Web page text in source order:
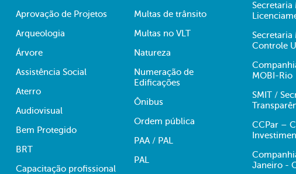
Aprovação de Projetos
Arqueologia
Árvore
Assistência Social
Aterro
Audiovisual
Bem Protegido
BRT
Capacitação profissional
Multas de trânsito
Multas no VLT
Natureza
Numeração de
Edificações
Ônibus
Ordem pública
PAA / PAL
PAL
Secretaria
Secretaria
Controle
MOBI-Rio
SMIT /
CCPar –
Janeiro -